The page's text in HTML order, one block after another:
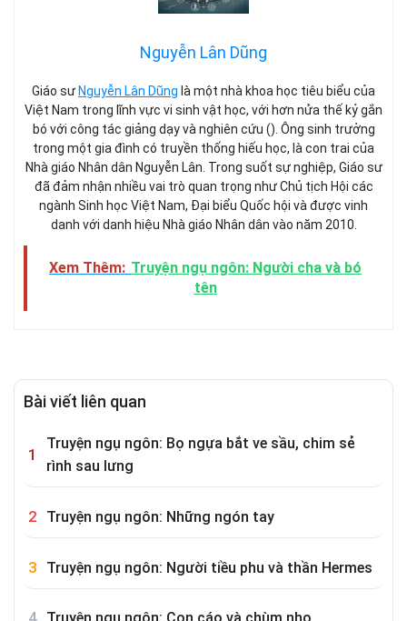
Nguyễn Lân Dũng
Giáo sư Nguyễn Lân Dũng là một nhà khoa học tiêu biểu của
Việt Nam trong lĩnh vực vi sinh vật học, với hơn nửa thế kỷ gắn
bó với công tác giảng dạy và nghiên cứu (). Ông sinh trưởng
trong một gia đình có truyền thống hiếu học, là con trai của
Nhà giáo Nhân dân Nguyễn Lân. Trong suốt sự nghiệp, Giáo sư
đã đảm nhận nhiều vai trò quan trọng như Chủ tịch Hội các
ngành Sinh học Việt Nam, Đại biểu Quốc hội và được vinh
danh với danh hiệu Nhà giáo Nhân dân vào năm 2010.
Xem Thêm: Truyện ngụ ngôn: Người cha và bó
tên
Bài viết liên quan
Truyện ngụ ngôn: Bọ ngựa bắt ve sầu, chim sẻ
rình sau lưng
Truyện ngụ ngôn: Những ngón tay
Truyện ngụ ngôn: Người tiều phu và thần Hermes